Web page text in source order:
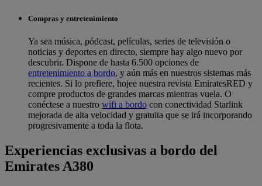
Compras y entretenimiento
Ya sea música, pódcast, películas, series de televisión o
noticias y deportes en directo, siempre hay algo nuevo por
descubrir. Dispone de hasta 6.500 opciones de
entretenimiento a bordo, y aún más en nuestros sistemas más
recientes. Si lo prefiere, hojee nuestra revista EmiratesRED y
compre productos de grandes marcas mientras vuela. O
conéctese a nuestro wifi a bordo con conectividad Starlink
mejorada de alta velocidad y gratuita que se irá incorporando
progresivamente a toda la flota.
Experiencias exclusivas a bordo del
Emirates A380